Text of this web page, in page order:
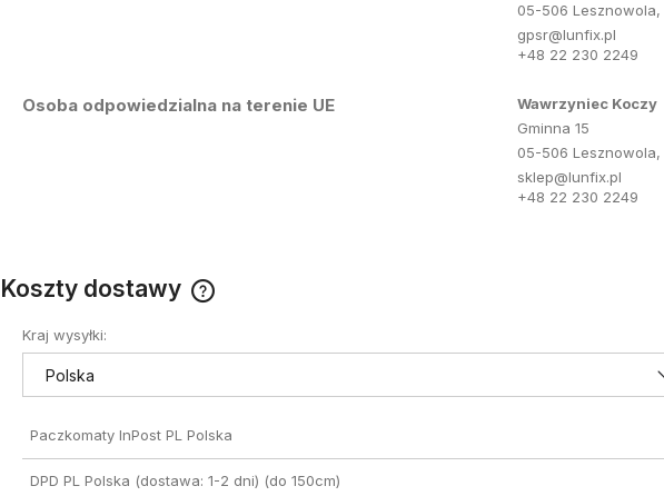
05-506 Lesznowola,
gpsr@lunfix.pl
+48 22 230 2249
Osoba odpowiedzialna na terenie UE
Wawrzyniec Koczy
Gminna 15
05-506 Lesznowola,
sklep@lunfix.pl
+48 22 230 2249
Koszty dostawy
Kraj wysyłki:
Paczkomaty InPost PL Polska
DPD PL Polska (dostawa: 1-2 dni) (do 150cm)